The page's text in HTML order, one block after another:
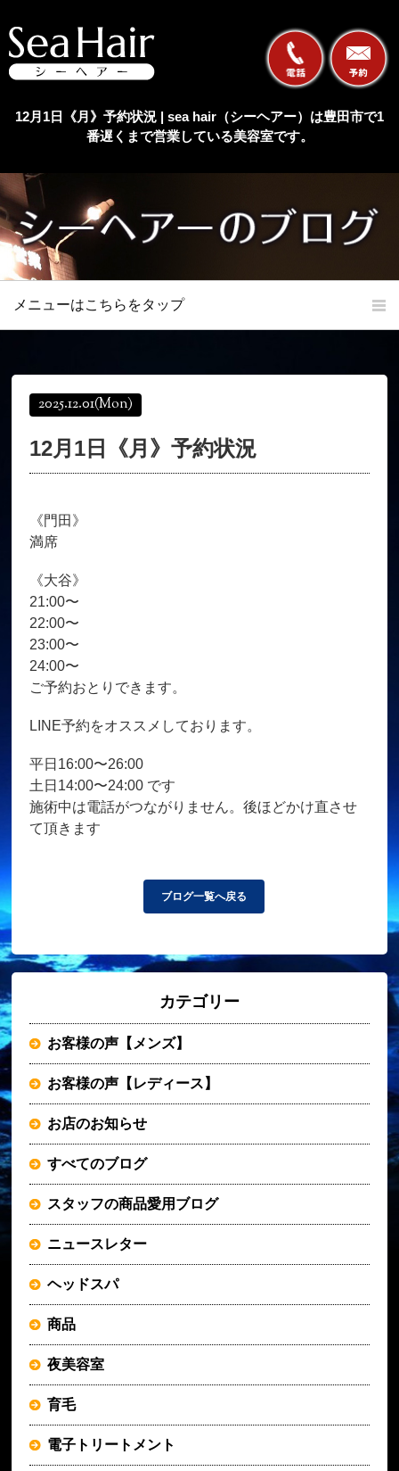
12月1日《月》予約状況 | sea hair（シーヘアー）は豊田市で1
番遅くまで営業している美容室です。
メニューはこちらをタップ
オンラインショップ
育毛コース よくある質問
お客様の声
2025.12.01(Mon)
12月1日《月》予約状況
《門田》
満席
《大谷》
21:00〜
22:00〜
23:00〜
24:00〜
ご予約おとりできます。
LINE予約をオススメしております。
平日16:00〜26:00
土日14:00〜24:00 です
施術中は電話がつながりません。後ほどかけ直させ
て頂きます
ブログ一覧へ戻る
カテゴリー
お客様の声【メンズ】
お客様の声【レディース】
お店のお知らせ
すべてのブログ
スタッフの商品愛用ブログ
ニュースレター
ヘッドスパ
商品
夜美容室
育毛
電子トリートメント